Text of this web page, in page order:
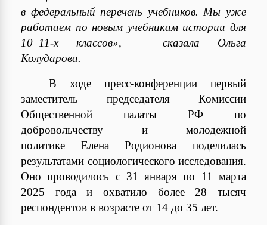
в федеральный перечень учебников. Мы уже
работаем по новым учебникам истории для
10–11-х классов», – сказала Ольга
Колударова.
В ходе пресс-конференции первый
заместитель председателя Комиссии
Общественной палаты РФ по
добровольчеству и молодежной
политике Елена Родионова поделилась
результатами социологического исследования.
Оно проводилось с 31 января по 11 марта
2025 года и охватило более 28 тысяч
респондентов в возрасте от 14 до 35 лет.